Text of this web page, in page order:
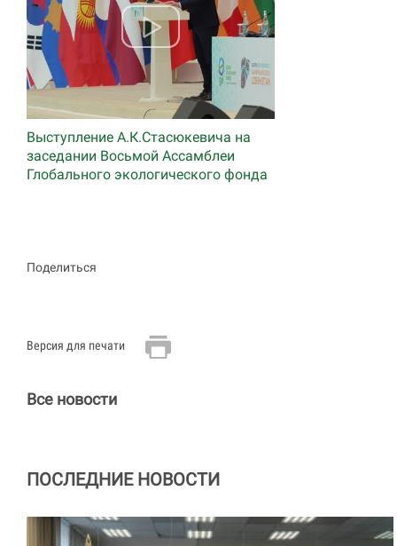
Выступление А.К.Стасюкевича на
заседании Восьмой Ассамблеи
Глобального экологического фонда
Поделиться
Версия для печати
Все новости
ПОСЛЕДНИЕ НОВОСТИ